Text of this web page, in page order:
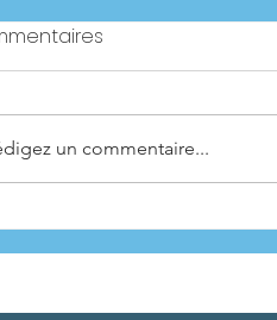
du visage :
choisir les injections
un commentaire...